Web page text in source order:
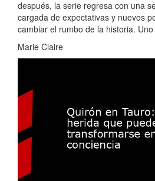
después, la serie regresa con una
cargada de expectativas y nuevos
cambiar el rumbo de la historia.
Marie Claire